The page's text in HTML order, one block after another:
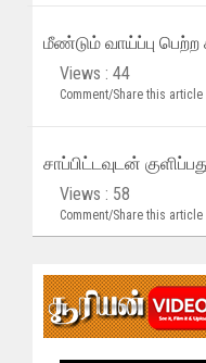
மீண்டும் வாய்ப்பு
Views : 44
Comment/Share this article
சாப்பிட்டவுடன்
Views : 58
Comment/Share this article